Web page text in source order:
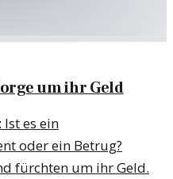
um ihr Geld
es ein
oder ein Betrug?
fürchten um ihr Geld.